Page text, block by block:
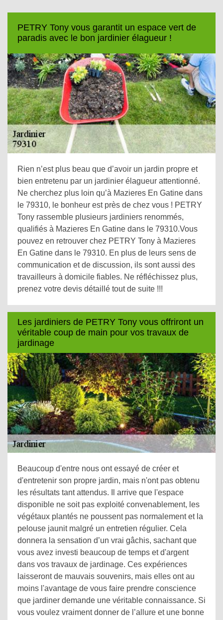
PETRY Tony vous garantit un espace vert de
paradis avec le bon jardinier élagueur !
Rien n’est plus beau que d’avoir un jardin propre et
bien entretenu par un jardinier élagueur attentionné.
Ne cherchez plus loin qu’à Mazieres En Gatine dans
le 79310, le bonheur est près de chez vous ! PETRY
Tony rassemble plusieurs jardiniers renommés,
qualifiés à Mazieres En Gatine dans le 79310.Vous
pouvez en retrouver chez PETRY Tony à Mazieres
En Gatine dans le 79310. En plus de leurs sens de
communication et de discussion, ils sont aussi des
travailleurs à domicile fiables. Ne réfléchissez plus,
prenez votre devis détaillé tout de suite !!!
Les jardiniers de PETRY Tony vous offriront un
véritable coup de main pour vos travaux de
jardinage
Beaucoup d'entre nous ont essayé de créer et
d'entretenir son propre jardin, mais n'ont pas obtenu
les résultats tant attendus. Il arrive que l'espace
disponible ne soit pas exploité convenablement, les
végétaux plantés ne poussent pas normalement et la
pelouse jaunit malgré un entretien régulier. Cela
donnera la sensation d’un vrai gâchis, sachant que
vous avez investi beaucoup de temps et d'argent
dans vos travaux de jardinage. Ces expériences
laisseront de mauvais souvenirs, mais elles ont au
moins l'avantage de vous faire prendre conscience
que jardiner demande une véritable connaissance. Si
vous voulez vraiment donner de l’allure et une bonne